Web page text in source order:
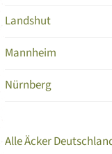
Landshut
Mannheim
Nürnberg
Alle Äcker